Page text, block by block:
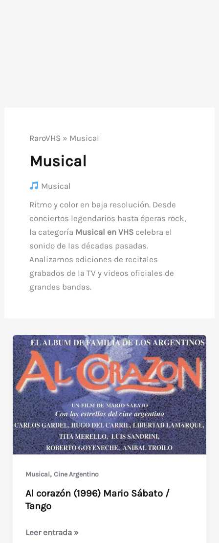
RaroVHS » Musical
Musical
Musical
Ritmo y color en baja resolución. Desde
conciertos legendarios hasta óperas rock,
la categoría Musical en VHS celebra el
sonido de las décadas pasadas.
Analizamos ediciones de recitales
grabados de la TV y videos oficiales de
grandes bandas.
Musical, Cine Argentino
Al corazón (1996) Mario Sábato /
Tango
Al
Leer entrada »